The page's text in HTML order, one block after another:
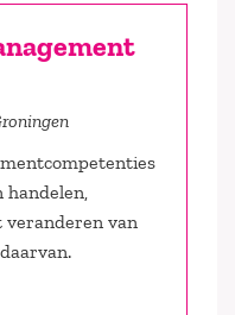
handelen,
van